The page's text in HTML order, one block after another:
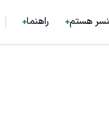
هستم راهنما